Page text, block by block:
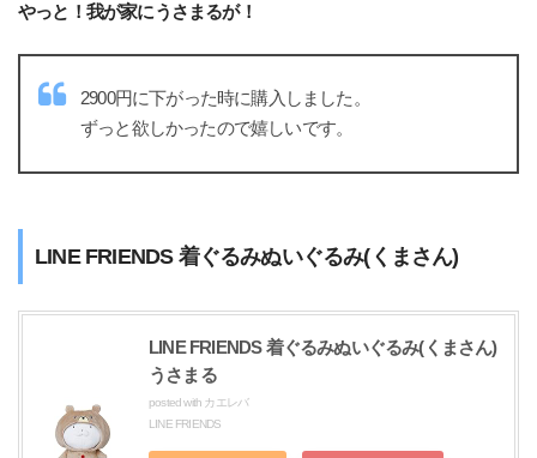
やっと！我が家にうさまるが！
2900円に下がった時に購入しました。
ずっと欲しかったので嬉しいです。
LINE FRIENDS 着ぐるみぬいぐるみ(くまさん)
LINE FRIENDS 着ぐるみぬいぐるみ(くまさん)
うさまる
posted with カエレバ
LINE FRIENDS